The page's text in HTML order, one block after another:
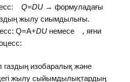
Q=DU→ формуладағы
жылу сиымдылығы.
Q=A+DUнемесе , яғни
изобаралық және
жылу сыйымдылықтардың